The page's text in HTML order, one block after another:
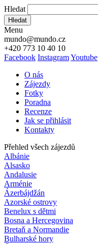
Hledat
Hledat
Menu
mundo@mundo.cz
+420 773 10 40 10
Facebook InstagramYoutube
O nás
Zájezdy
Fotky
Poradna
Recenze
Jak se přihlásit
Kontakty
Přehled všech zájezdů
Albánie
Alsasko
Andalusie
Arménie
Ázerbájdžán
Azorské ostrovy
Benelux s dětmi
Bosna a Hercegovina
Bretaň a Normandie
Bulharské hory